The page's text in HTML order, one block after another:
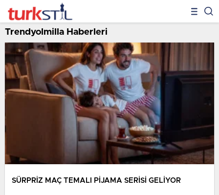
Trendyolmilla Haberleri
SÜRPRİZ MAÇ TEMALI PİJAMA SERİSİ GELİYOR